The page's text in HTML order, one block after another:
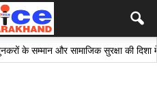
सामाजिक सुरक्षा की दिशा में ऐतिहासिक